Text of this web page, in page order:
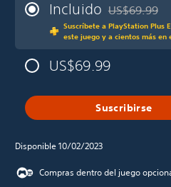
Incluido Rebajado
US$69.99
Suscríbete a PlayStation Plus
este juego y a cientos más en
US$69.99
Suscribirse
Disponible 10/02/2023
Compras dentro del juego